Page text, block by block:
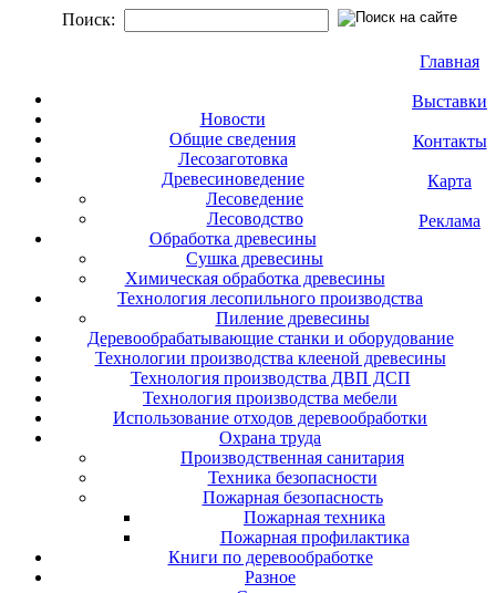
Поиск:
Главная
Выставки
Контакты
Карта
Реклама
Новости
Общие сведения
Лесозаготовка
Древесиноведение
Лесоведение
Лесоводство
Обработка древесины
Сушка древесины
Химическая обработка древесины
Технология лесопильного производства
Пиление древесины
Деревообрабатывающие станки и оборудование
Технологии производства клееной древесины
Технология производства ДВП ДСП
Технология производства мебели
Использование отходов деревообработки
Охрана труда
Производственная санитария
Техника безопасности
Пожарная безопасность
Пожарная техника
Пожарная профилактика
Книги по деревообработке
Разное